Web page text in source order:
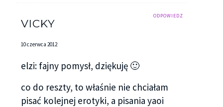
obecności czułam się dziwnie skrępowana.
– Więc nazywasz się Marika? – spytał zbliżając się
znowu go dotknąć.
ODPOWIEDZ
VICKY
10 czerwca 2012
elzi: fajny pomysł, dziękuję 🙂
co do reszty, to właśnie nie chciałam
pisać kolejnej erotyki, a pisania yaoi